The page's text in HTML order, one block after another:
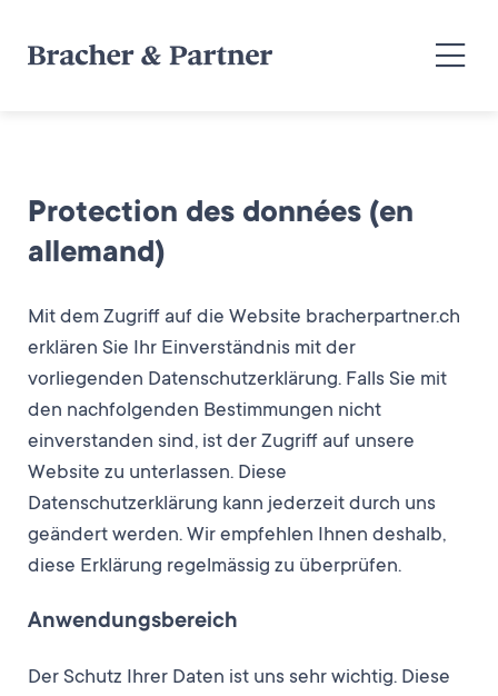
Protection des données (en
allemand)
Mit dem Zugriff auf die Website bracherpartner.ch
erklären Sie Ihr Einverständnis mit der
vorliegenden Datenschutzerklärung. Falls Sie mit
den nachfolgenden Bestimmungen nicht
einverstanden sind, ist der Zugriff auf unsere
Website zu unterlassen. Diese
Datenschutzerklärung kann jederzeit durch uns
geändert werden. Wir empfehlen Ihnen deshalb,
diese Erklärung regelmässig zu überprüfen.
Anwendungsbereich
Der Schutz Ihrer Daten ist uns sehr wichtig. Diese